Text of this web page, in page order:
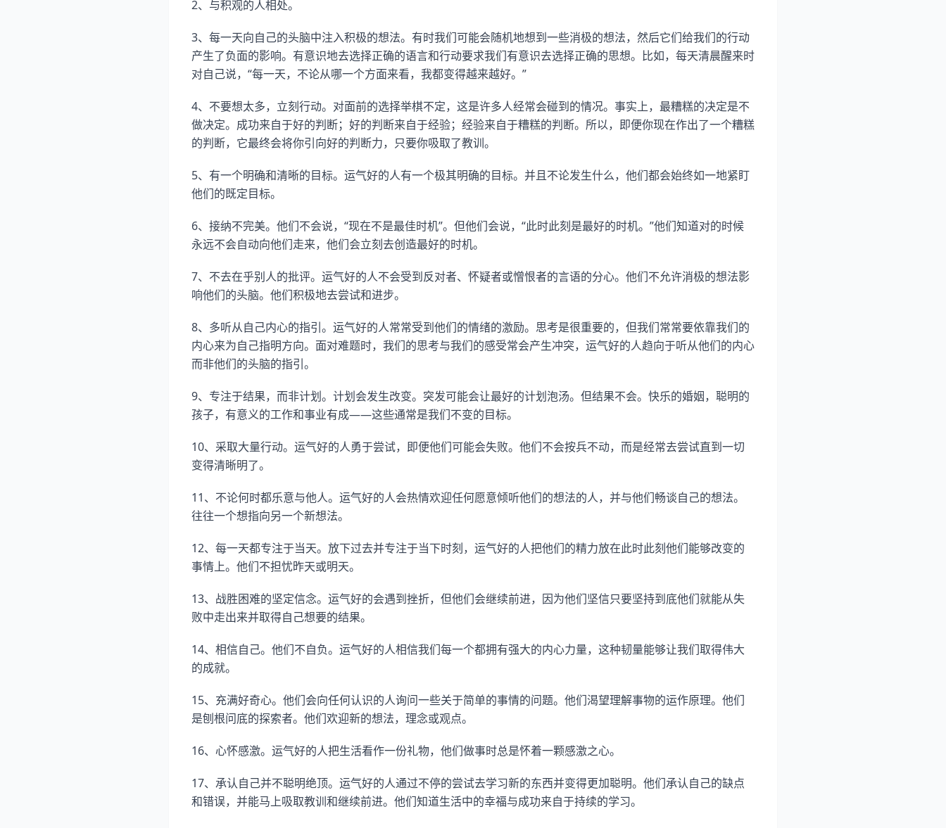
2、与积观的人相处。
3、每一天向自己的头脑中注入积极的想法。有时我们可能会随机地想到一些消极的想法，然后它们给我们的行动
产生了负面的影响。有意识地去选择正确的语言和行动要求我们有意识去选择正确的思想。比如，每天清晨醒来时
对自己说，“每一天，不论从哪一个方面来看，我都变得越来越好。”
4、不要想太多，立刻行动。对面前的选择举棋不定，这是许多人经常会碰到的情况。事实上，最糟糕的决定是不
做决定。成功来自于好的判断；好的判断来自于经验；经验来自于糟糕的判断。所以，即便你现在作出了一个糟糕
的判断，它最终会将你引向好的判断力，只要你吸取了教训。
5、有一个明确和清晰的目标。运气好的人有一个极其明确的目标。并且不论发生什么，他们都会始终如一地紧盯
他们的既定目标。
6、接纳不完美。他们不会说，“现在不是最佳时机”。但他们会说，“此时此刻是最好的时机。”他们知道对的时候
永远不会自动向他们走来，他们会立刻去创造最好的时机。
7、不去在乎别人的批评。运气好的人不会受到反对者、怀疑者或憎恨者的言语的分心。他们不允许消极的想法影
响他们的头脑。他们积极地去尝试和进步。
8、多听从自己内心的指引。运气好的人常常受到他们的情绪的激励。思考是很重要的，但我们常常要依靠我们的
内心来为自己指明方向。面对难题时，我们的思考与我们的感受常会产生冲突，运气好的人趋向于听从他们的内心
而非他们的头脑的指引。
9、专注于结果，而非计划。计划会发生改变。突发可能会让最好的计划泡汤。但结果不会。快乐的婚姻，聪明的
孩子，有意义的工作和事业有成——这些通常是我们不变的目标。
10、采取大量行动。运气好的人勇于尝试，即便他们可能会失败。他们不会按兵不动，而是经常去尝试直到一切
变得清晰明了。
11、不论何时都乐意与他人。运气好的人会热情欢迎任何愿意倾听他们的想法的人，并与他们畅谈自己的想法。
往往一个想指向另一个新想法。
12、每一天都专注于当天。放下过去并专注于当下时刻，运气好的人把他们的精力放在此时此刻他们能够改变的
事情上。他们不担忧昨天或明天。
13、战胜困难的坚定信念。运气好的会遇到挫折，但他们会继续前进，因为他们坚信只要坚持到底他们就能从失
败中走出来并取得自己想要的结果。
14、相信自己。他们不自负。运气好的人相信我们每一个都拥有强大的内心力量，这种韧量能够让我们取得伟大
的成就。
15、充满好奇心。他们会向任何认识的人询问一些关于简单的事情的问题。他们渴望理解事物的运作原理。他们
是刨根问底的探索者。他们欢迎新的想法，理念或观点。
16、心怀感激。运气好的人把生活看作一份礼物，他们做事时总是怀着一颗感激之心。
17、承认自己并不聪明绝顶。运气好的人通过不停的尝试去学习新的东西并变得更加聪明。他们承认自己的缺点
和错误，并能马上吸取教训和继续前进。他们知道生活中的幸福与成功来自于持续的学习。